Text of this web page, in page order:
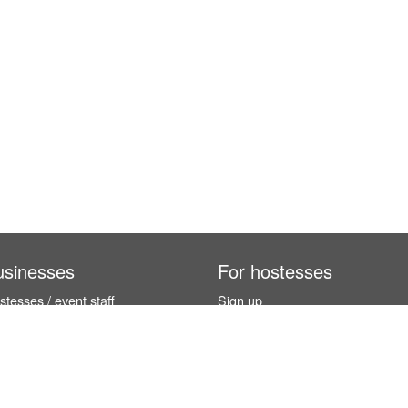
/ event staff
For hostesses
Sign up